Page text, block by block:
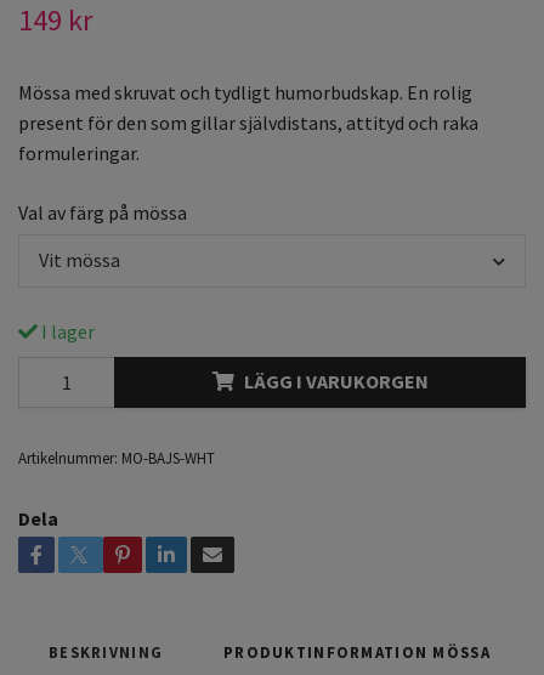
149 kr
Mössa med skruvat och tydligt humorbudskap. En rolig
present för den som gillar självdistans, attityd och raka
formuleringar.
Val av färg på mössa
Vit mössa
I lager
LÄGG I VARUKORGEN
Artikelnummer: MO-BAJS-WHT
Dela
BESKRIVNING PRODUKTINFORMATION MÖSSA